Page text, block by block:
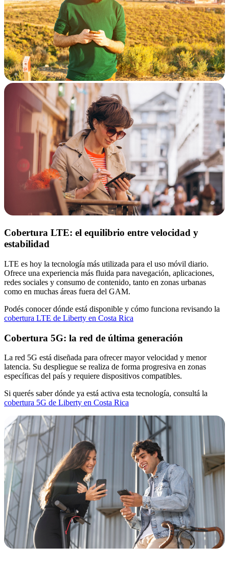
Cobertura LTE: el equilibrio entre velocidad y
estabilidad
LTE es hoy la tecnología más utilizada para el uso móvil diario.
Ofrece una experiencia más fluida para navegación, aplicaciones,
redes sociales y consumo de contenido, tanto en zonas urbanas
como en muchas áreas fuera del GAM.
Podés conocer dónde está disponible y cómo funciona revisando la
cobertura LTE de Liberty en Costa Rica
Cobertura 5G: la red de última generación
La red 5G está diseñada para ofrecer mayor velocidad y menor
latencia. Su despliegue se realiza de forma progresiva en zonas
específicas del país y requiere dispositivos compatibles.
Si querés saber dónde ya está activa esta tecnología, consultá la
cobertura 5G de Liberty en Costa Rica